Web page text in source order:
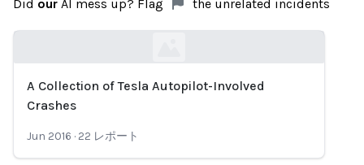
Did our AI mess up? Flag the unrelated incidents
Loading...
A Collection of Tesla Autopilot-Involved
Crashes
Jun 2016 · 22 レポート